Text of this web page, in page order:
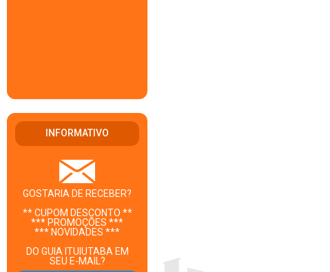
INFORMATIVO
GOSTARIA DE RECEBER?
** CUPOM DESCONTO **
*** PROMOÇÕES ***
*** NOVIDADES ***
DO GUIA ITUIUTABA EM
SEU E-MAIL?